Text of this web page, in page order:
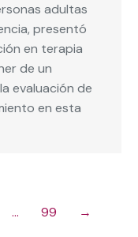
adultas
presentó
en terapia
de un
evaluación de
en esta
… 99 →